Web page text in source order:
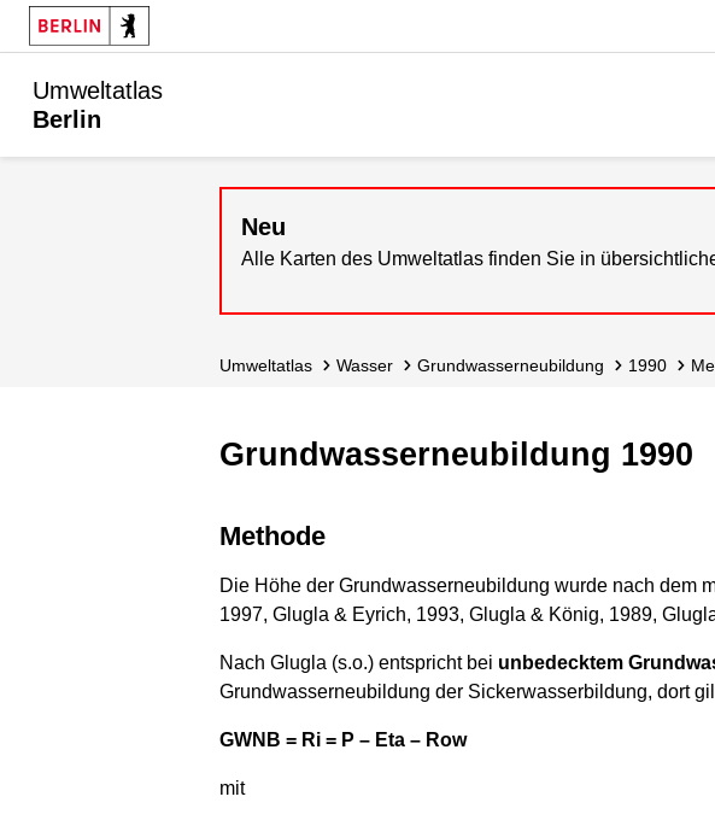
Umweltatlas
Berlin
Neu
Alle Karten des Umweltatlas finden Sie in
Umweltatlas Wasser Grundwasser­neubildung 1990
Grundwasserneubildung 1990
Methode
Die Höhe der Grundwasserneubildung wurde nach dem
1997, Glugla & Eyrich, 1993, Glugla & König, 1989,
Nach Glugla (s.o.) entspricht bei unbedecktem
Grundwasserneubildung der Sickerwasserbildung, dort
GWNB = Ri = P – Eta – Row
mit